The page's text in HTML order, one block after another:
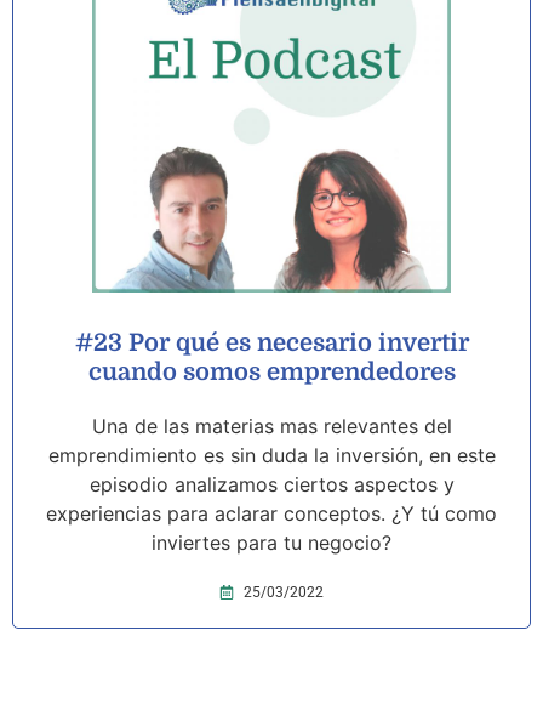
#23 Por qué es necesario invertir
cuando somos emprendedores
Una de las materias mas relevantes del
emprendimiento es sin duda la inversión, en este
episodio analizamos ciertos aspectos y
experiencias para aclarar conceptos. ¿Y tú como
inviertes para tu negocio?
25/03/2022